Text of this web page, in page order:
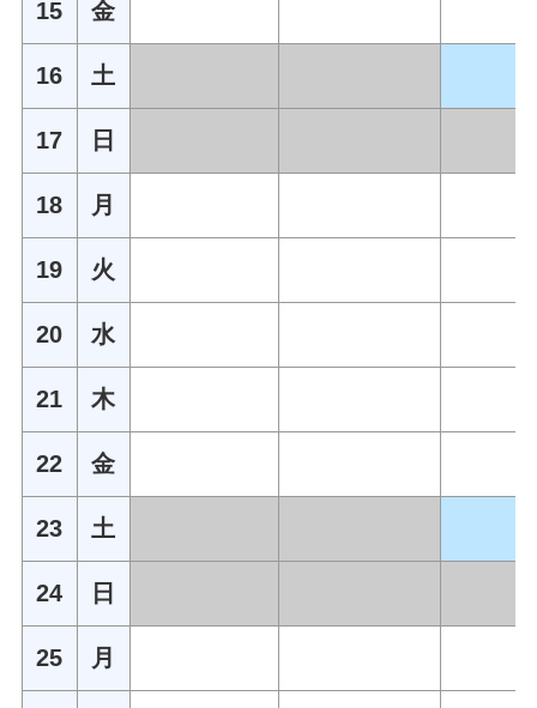
15 金
16 土
17 日
18 月
19 火
20 水
21 木
22 金
23 土
24 日
25 月